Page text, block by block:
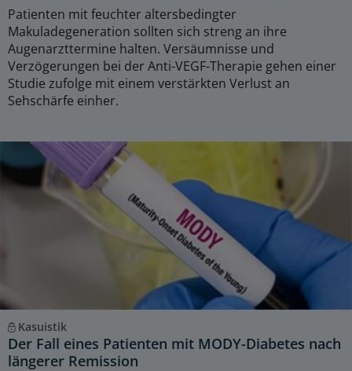
Patienten mit feuchter altersbedingter
Makuladegeneration sollten sich streng an ihre
Augenarzttermine halten. Versäumnisse und
Verzögerungen bei der Anti-VEGF-Therapie gehen einer
Studie zufolge mit einem verstärkten Verlust an
Sehschärfe einher.
Kasuistik
Der Fall eines Patienten mit MODY-Diabetes nach
längerer Remission